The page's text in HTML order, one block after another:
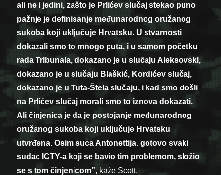
ali ne i jedini, zašto je Prlićev slučaj stekao puno
pažnje je definisanje međunarodnog oružanog
sukoba koji uključuje Hrvatsku. U stvarnosti
dokazali smo to mnogo puta, i u samom početku
rada Tribunala, dokazano je u slučaju Aleksovski,
dokazano je u slučaju Blaškić, Kordićev slučaj,
dokazano je u Tuta-Štela slučaju, i kad smo došli
na Prlićev slučaj morali smo to iznova dokazati.
Ali činjenica je da je postojanje međunarodnog
oružanog sukoba koji uključuje Hrvatsku
utvrđena. Osim suca Antonettija, gotovo svaki
sudac ICTY-a koji se bavio tim problemom, složio
se s tom činjenicom”, kaže Scott.